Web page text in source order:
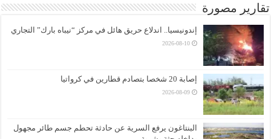
تقارير مصورة
إندونيسيا.. اندلاع حريق هائل في مركز “نيباه بارك” التجاري
2026-08-10
إصابة 20 شخصا بتصادم قطارين في كرواتيا
2026-08-09
البنتاغون يرفع السرية عن حادثة تحطم جسم طائر مجهول